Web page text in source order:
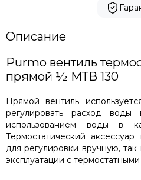
Описание
Purmo вентиль
прямой ½ МТВ 130
Прямой вентиль
регулировать расход
использованием воды в
Термостатический
для регулировки вручную,
эксплуатации с термостатными